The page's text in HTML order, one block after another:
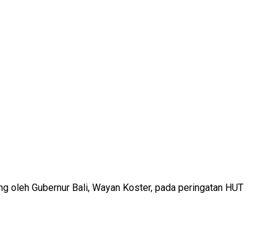
oleh Gubernur Bali, Wayan Koster, pada peringatan HUT